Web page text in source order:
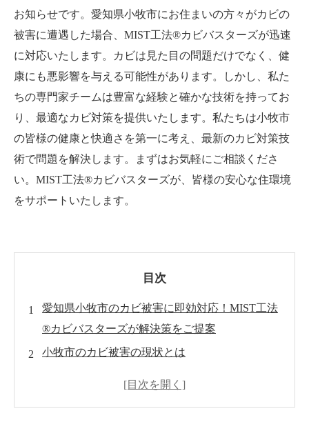
お知らせです。愛知県小牧市にお住まいの方々がカビの
被害に遭遇した場合、MIST工法®カビバスターズが迅速
に対応いたします。カビは見た目の問題だけでなく、健
康にも悪影響を与える可能性があります。しかし、私た
ちの専門家チームは豊富な経験と確かな技術を持ってお
り、最適なカビ対策を提供いたします。私たちは小牧市
の皆様の健康と快適さを第一に考え、最新のカビ対策技
術で問題を解決します。まずはお気軽にご相談くださ
い。MIST工法®カビバスターズが、皆様の安心な住環境
をサポートいたします。
目次
愛知県小牧市のカビ被害に即効対応！MIST工法
®カビバスターズが解決策をご提案
小牧市のカビ被害の現状とは